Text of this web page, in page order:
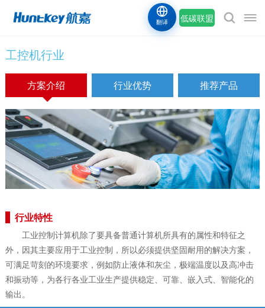
低碳联盟
翻译
工控机行业
方案介绍 行业优势 推荐产品
行业特性
工业控制计算机除了要具备普通计算机所具有的属性和特征之
外，因其主要应用于工业控制，所以必须提供坚固耐用的解决方案，
可满足苛刻的环境要求，例如防止液体和灰尘，极端温度以及高冲击
和振动等，为各行各业工业生产提供稳定、可靠、嵌入式、智能化的
输出。